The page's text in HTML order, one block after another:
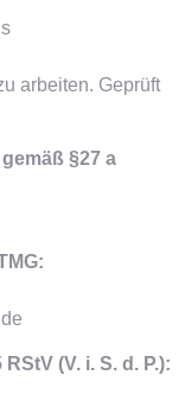
arbeiten. Geprüft
§27 a
(V. i. S. d. P.):